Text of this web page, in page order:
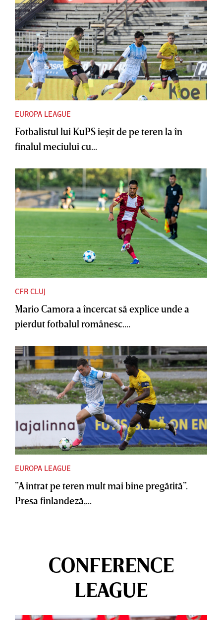
EUROPA LEAGUE
Fotbalistul lui KuPS ieşit de pe teren la în
finalul meciului cu...
CFR CLUJ
Mario Camora a încercat să explice unde a
pierdut fotbalul românesc....
EUROPA LEAGUE
”A intrat pe teren mult mai bine pregătită”.
Presa finlandeză,...
CONFERENCE
LEAGUE